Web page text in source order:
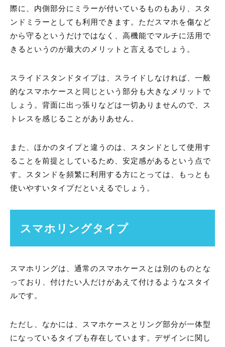
際に、内側部分にミラーが付いているものもあり、スタ
ンドミラーとしても利用できます。ただスマホを傷など
から守るというだけではなく、高機能でマルチに活用で
きるというのが最大のメリットと言えるでしょう。
スライドスタンドタイプは、スライドしなければ、一般
的なスマホケースと同じという部分も大きなメリットで
しょう。背面に出っ張りなどは一切ありませんので、ス
トレスを感じることがありあせん。
また、ほかのタイプと違うのは、スタンドとして使用す
ることを前提としているため、安定感があるという点で
す。スタンドを頻繁に利用する方にとっては、もっとも
使いやすいタイプだといえるでしょう。
スマホリングタイプ
スマホリングは、通常のスマホケースとは別のものとな
っており、付けたい人だけがあえて付けるようなスタイ
ルです。
ただし、なかには、スマホケースとリング部分が一体型
になっているタイプも存在しています。デザインに関し